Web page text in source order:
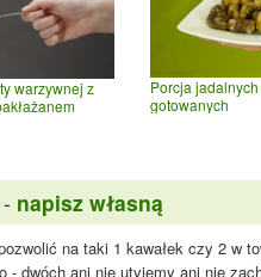
warzywnej z
Porcja
gotowanych
napisz własną
na taki 1 kawałek czy 2 w
- dwóch ani nie utyjemy ani nie